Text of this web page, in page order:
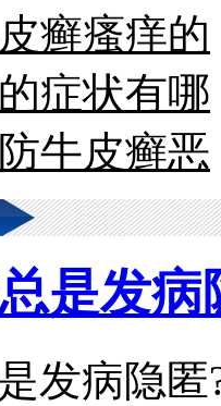
癣瘙痒的
症状有哪
牛皮癣恶
是发病
发病隐